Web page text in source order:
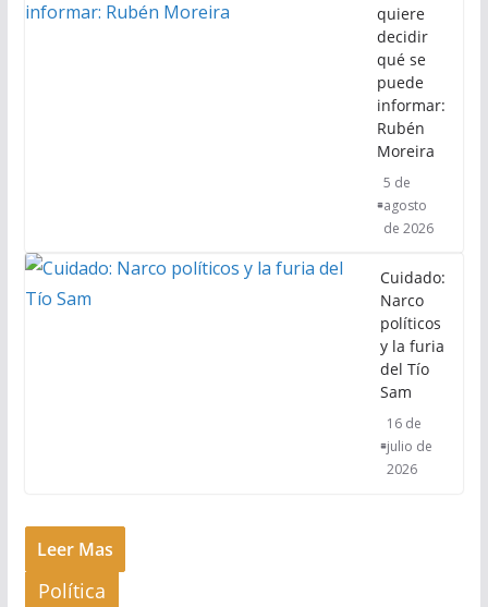
quiere
decidir
qué se
puede
informar:
Rubén
Moreira
5 de
agosto
de 2026
Cuidado:
Narco
políticos
y la furia
del Tío
Sam
16 de
julio de
2026
Leer Mas
Política